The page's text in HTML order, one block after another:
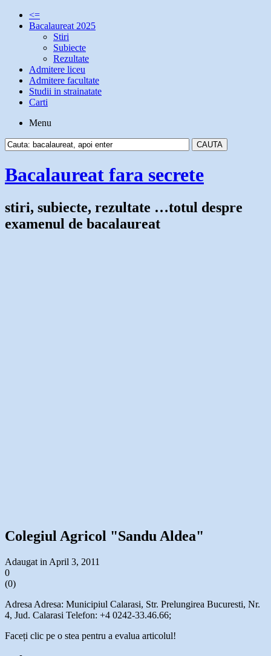
<=
Bacalaureat 2025
Stiri
Subiecte
Rezultate
Admitere liceu
Admitere facultate
Studii in strainatate
Carti
Menu
Bacalaureat fara secrete
stiri, subiecte, rezultate …totul despre
examenul de bacalaureat
Colegiul Agricol "Sandu Aldea"
Adaugat in April 3, 2011
0
(0)
Adresa Adresa: Municipiul Calarasi, Str. Prelungirea Bucuresti, Nr.
4, Jud. Calarasi Telefon: +4 0242-33.46.66;
Faceți clic pe o stea pentru a evalua articolul!